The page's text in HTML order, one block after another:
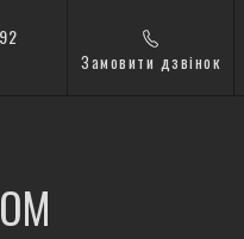
Замовити дзвінок